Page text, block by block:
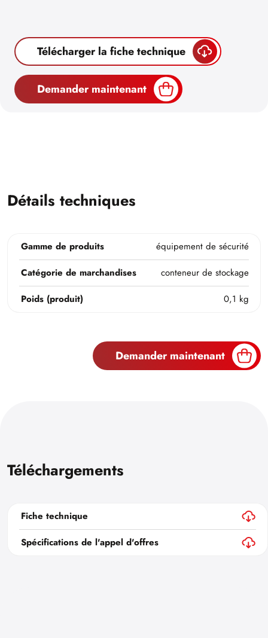
Télécharger la fiche technique
Demander maintenant
Détails techniques
Gamme de produits
équipement de sécurité
Catégorie de marchandises
conteneur de stockage
Poids (produit)
0,1 kg
Demander maintenant
Téléchargements
Fiche technique
Spécifications de l'appel d'offres